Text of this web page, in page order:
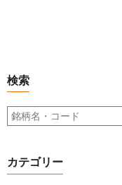
検索
カテゴリー